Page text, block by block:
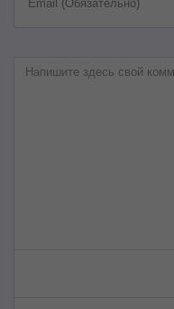
Email (Обязательно)